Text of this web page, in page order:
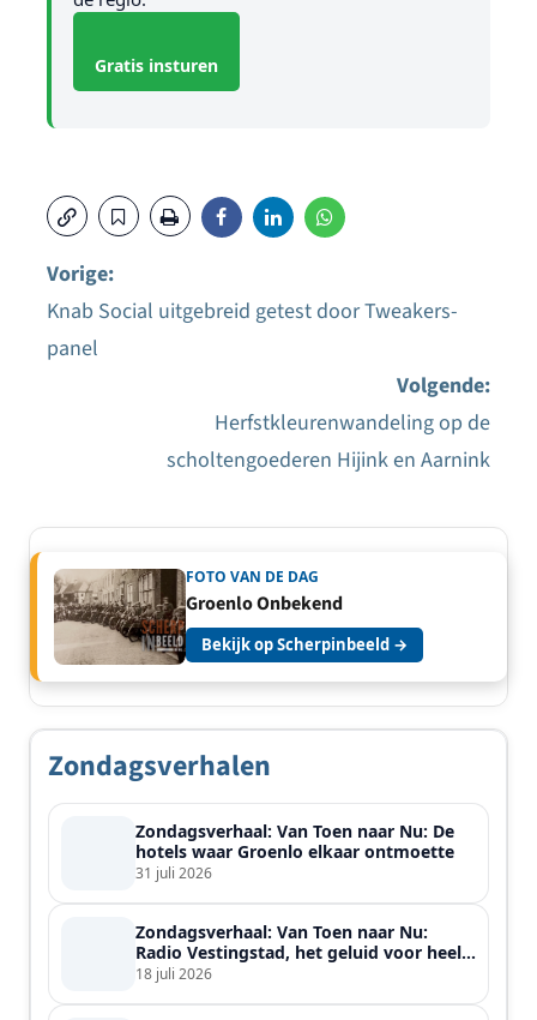
Gratis insturen
Bericht
Vorige:
Knab Social uitgebreid getest door Tweakers-
panel
Volgende:
Herfstkleurenwandeling op de
scholtengoederen Hijink en Aarnink
FOTO VAN DE DAG
Groenlo Onbekend
Bekijk op Scherpinbeeld →
Zondagsverhalen
Zondagsverhaal: Van Toen naar Nu: De
hotels waar Groenlo elkaar ontmoette
31 juli 2026
Zondagsverhaal: Van Toen naar Nu:
Radio Vestingstad, het geluid voor heel
de streek
18 juli 2026